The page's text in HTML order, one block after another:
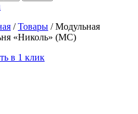
/ Товары / Модульная
«Николь» (МС)
в 1 клик